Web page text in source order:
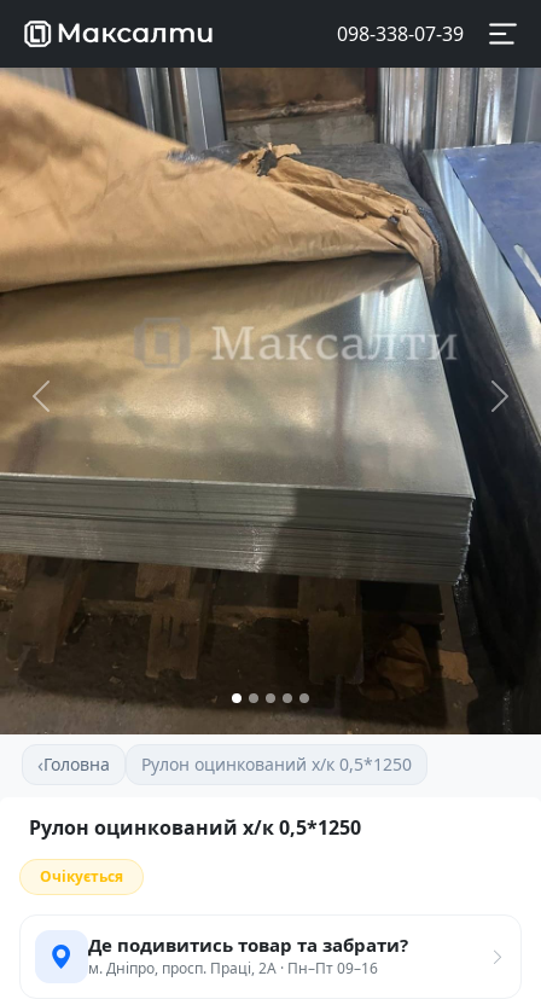
098-338-07-39
‹Головна Рулон оцинкований х/к 0,5*1250
Рулон оцинкований х/к 0,5*1250
Очікується
Де подивитись товар та забрати?
м. Дніпро, просп. Праці, 2А · Пн–Пт 09–16